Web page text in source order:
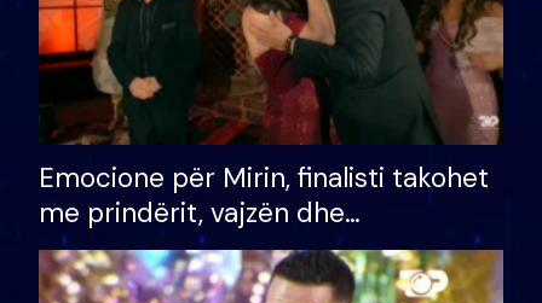
Emocione për Mirin, finalisti takohet
me prindërit, vajzën dhe
bashkëshorten: S’kemi ndonjë letër
divorci apo jo?